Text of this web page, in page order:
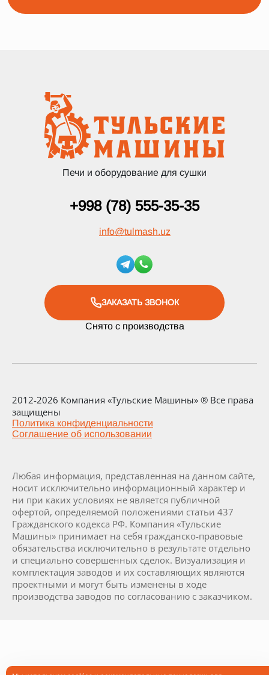
Печи и оборудование для сушки
+998 (78) 555-35-35
info@tulmash.uz
ЗАКАЗАТЬ ЗВОНОК
Снято с производства
2012-2026 Компания «Тульские Машины» ® Все права
защищены
Политика конфиденциальности
Соглашение об использовании
Любая информация, представленная на данном сайте,
носит исключительно информационный характер и
ни при каких условиях не является публичной
офертой, определяемой положениями статьи 437
Гражданского кодекса РФ. Компания «Тульские
Машины» принимает на себя гражданско-правовые
обязательства исключительно в результате отдельно
и специально совершенных сделок. Визуализация и
комплектация заводов и их составляющих являются
проектными и могут быть изменены в ходе
производства заводов по согласованию с заказчиком.